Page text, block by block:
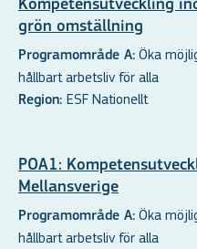
Kompetensutveckling
grön omställning
Programområde A: Öka
hållbart arbetsliv för alla
Region: ESF Nationellt
POA1:
Mellansverige
Programområde A: Öka
hållbart arbetsliv för alla